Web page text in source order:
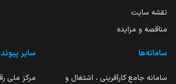
نقشه سایت
مناقصه و مزایده
سامانه‌ها
سامانه جامع کارآفرینی ، اشتغال و
سایر
مرکز ملی